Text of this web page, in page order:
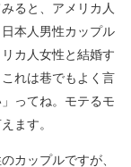
ると、アメリカ人
本人男性カップル
カ人女性と結婚す
れは巷でもよく言
ってね。モテるモ
ます。
カップルですが、